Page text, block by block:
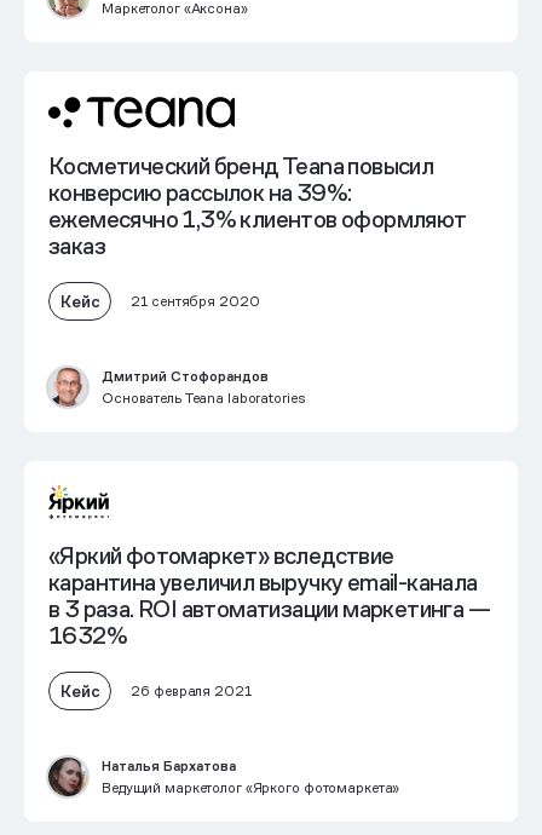
Маркетолог «Аксона»
Косметический бренд Teana повысил
конверсию рассылок на 39%:
ежемесячно 1,3% клиентов оформляют
заказ
Кейс 21 сентября 2020
Дмитрий Стофорандов
Основатель Teana laboratories
«Яркий фотомаркет» вследствие
карантина увеличил выручку email-канала
в 3 раза. ROI автоматизации маркетинга —
1632%
Кейс 26 февраля 2021
Наталья Бархатова
Ведущий маркетолог «Яркого фотомаркета»